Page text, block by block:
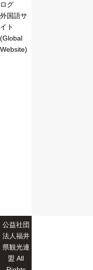
ログ
外国語サ
イト
(Global
Website)
公益社団
法人福井
県観光連
盟 All